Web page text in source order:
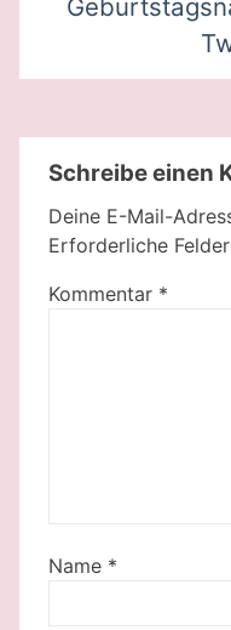
Schreibe einen
Deine E-Mail-
Erforderliche
Kommentar *
Name *